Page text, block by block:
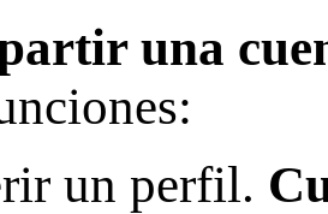
una
un perfil.